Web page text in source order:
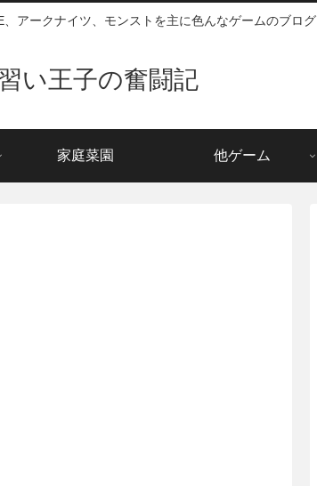
アークナイツ、モンストを主に色んなゲームのブログ
い王子の奮闘記
家庭菜園 他ゲーム